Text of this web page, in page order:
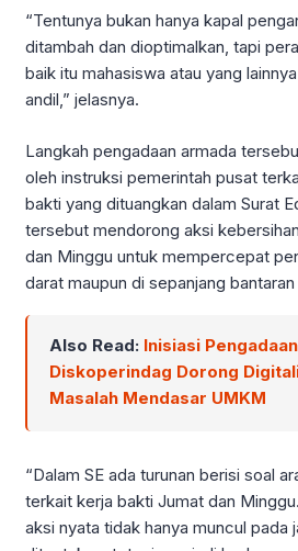
“Tentunya bukan hanya kapal
ditambah dan dioptimalkan, tapi
baik itu mahasiswa atau yang
andil,” jelasnya.
Langkah pengadaan armada
oleh instruksi pemerintah pusat
bakti yang dituangkan dalam Surat
tersebut mendorong aksi
dan Minggu untuk mempercepat
darat maupun di sepanjang bantaran
Also Read: Inisiasi
Diskoperindag Dorong
Masalah Mendasar UMKM
“Dalam SE ada turunan berisi soal
terkait kerja bakti Jumat dan
aksi nyata tidak hanya muncul pada